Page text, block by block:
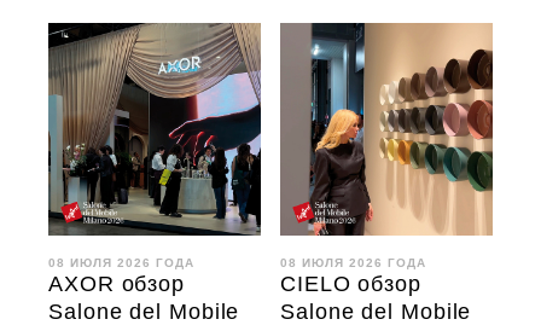
08 ИЮЛЯ 2026 ГОДА
AXOR обзор
Salone del Mobile
08 ИЮЛЯ 2026 ГОДА
CIELO обзор
Salone del Mobile